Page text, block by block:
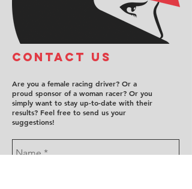
COntact us
Are you a female racing driver? Or a
proud sponsor of a woman racer? Or you
simply want to stay up-to-date with their
results? Feel free to send us your
suggestions!